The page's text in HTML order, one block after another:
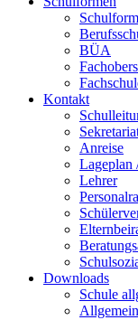
BÜA
Kontakt
Anreise
Lageplan
Lehrer
Downloads
Schule